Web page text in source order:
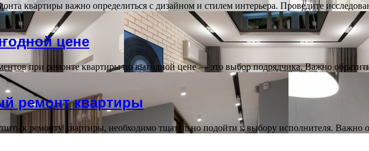
квартиры важно определиться с дизайном и стилем интерьера. Проведите
цене
при ремонте квартиры по выгодной цене — это выбор подрядчика. Важно
ремонт квартиры
к ремонту квартиры, необходимо тщательно подойти к выбору исполнителя.